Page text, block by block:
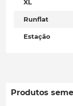
XL
Runflat
Estação
Produtos